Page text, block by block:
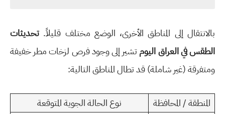
بالانتقال إلى المناطق الأخرى، الوضع مختلف قليلاً.تحديثات
الطقس في العراق اليومتشير إلى وجود فرص لزخات مطر خفيفة
ومتفرقة (غير شاملة) قد تطال المناطق التالية:
المنطقة / المحافظة
نوع الحالة الجوية المتوقعة